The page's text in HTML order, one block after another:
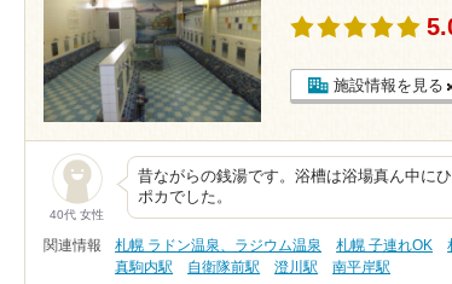
施設情報を見る
40代 女性
昔ながらの銭湯です。浴槽は浴場真ん中に
ポカでした。
関連情報 札幌 ラドン温泉、ラジウム温泉 札幌 子連れOK
真駒内駅
自衛隊前駅 澄川駅 南平岸駅